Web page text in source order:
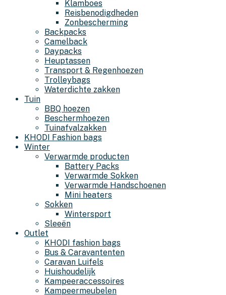
Klamboes
Reisbenodigdheden
Zonbescherming
Backpacks
Camelback
Daypacks
Heuptassen
Transport & Regenhoezen
Trolleybags
Waterdichte zakken
Tuin
BBQ hoezen
Beschermhoezen
Tuinafvalzakken
KHODI Fashion bags
Winter
Verwarmde producten
Battery Packs
Verwarmde Sokken
Verwarmde Handschoenen
Mini heaters
Sokken
Wintersport
Sleeën
Outlet
KHODI fashion bags
Bus & Caravantenten
Caravan Luifels
Huishoudelijk
Kampeeraccessoires
Kampeermeubelen